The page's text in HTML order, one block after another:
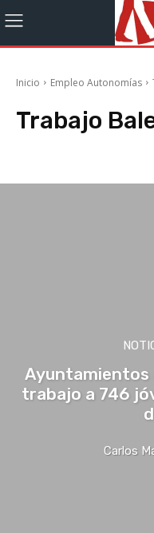
Inicio Empleo Autonomías
Trabajo
Ayuntamientos
trabajo a 746
Carlos